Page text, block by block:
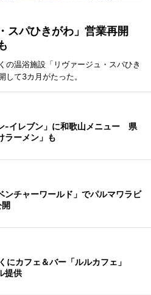
スパひきがわ」営業再開
の温浴施設「リヴァージュ・スパひき
して3カ月がたった。
-イレブン」に和歌山メニュー 県
ラーメン」も
ンチャーワールド」でパルマワラビ
開
にカフェ＆バー「ルルカフェ」
提供